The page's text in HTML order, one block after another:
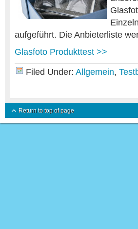
aufgeführt. Die Anbieterliste
Glasfoto Produkttest >>
Filed Under: Allgemein,
Return to top of page